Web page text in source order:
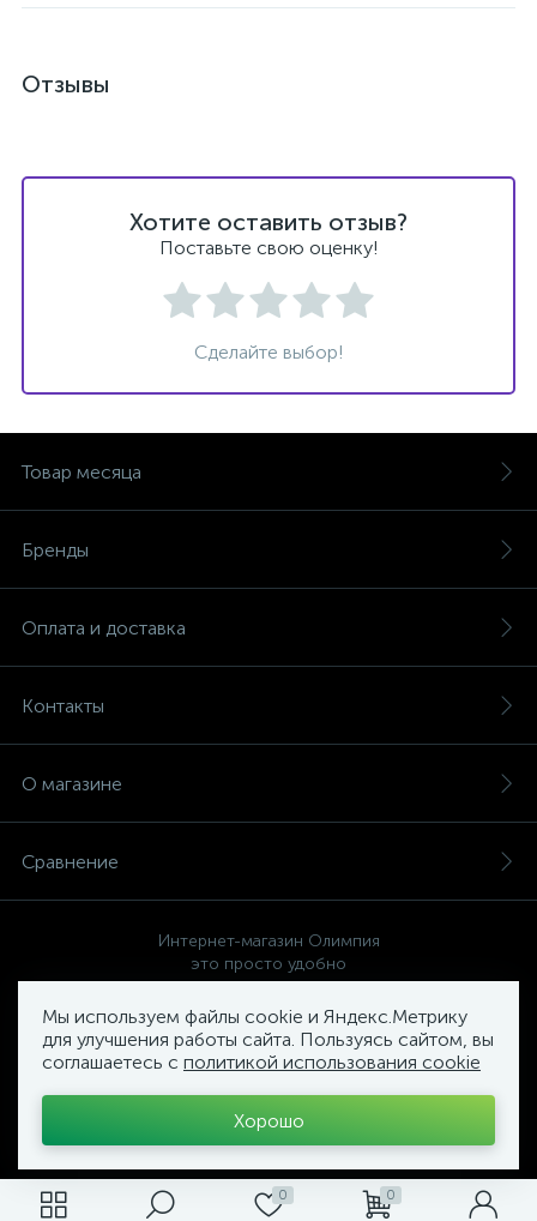
0 0
Отзывы
Хотите оставить отзыв?
Поставьте свою оценку!
Сделайте выбор!
Мы используем файлы cookie и Яндекс.Метрику
для улучшения работы сайта. Пользуясь сайтом, вы
соглашаетесь с политикой использования cookie
Хорошо
Товар месяца
Бренды
Оплата и доставка
Контакты
О магазине
Сравнение
Интернет-магазин Олимпия
это просто удобно
Политика компании в отношении обработки персональных
данных
Торговый Комплекс